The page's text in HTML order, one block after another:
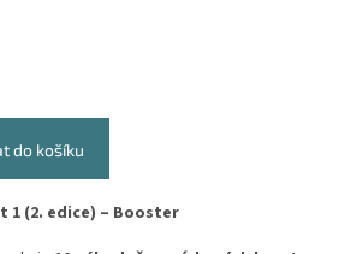
do košíku
1 (2. edice) – Booster